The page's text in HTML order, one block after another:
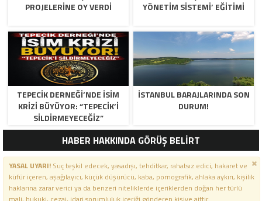
PROJELERİNE OY VERDİ
YÖNETİM SİSTEMİ’ EĞİTİMİ
TEPECİK DERNEĞİ’NDE İSİM
KRİZİ BÜYÜYOR: “TEPECİK’İ
SİLDİRMEYECEĞİZ”
İSTANBUL BARAJLARINDA SON
DURUM!
HABER HAKKINDA GÖRÜŞ BELİRT
YASAL UYARI!Suç teşkil edecek, yasadışı, tehditkar, rahatsız edici, hakaret ve
küfür içeren, aşağılayıcı, küçük düşürücü, kaba, pornografik, ahlaka aykırı, kişilik
haklarına zarar verici ya da benzeri niteliklerde içeriklerden doğan her türlü